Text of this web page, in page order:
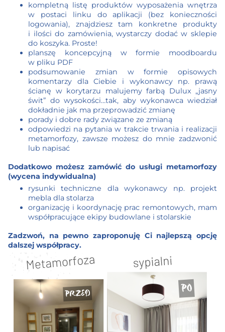
kompletną listę produktów wyposażenia wnętrza
w postaci linku do aplikacji (bez konieczności
logowania), znajdziesz tam konkretne produkty
i ilości do zamówienia, wystarczy dodać w sklepie
do koszyka. Proste!
planszę koncepcyjną w formie moodboardu
w pliku PDF
podsumowanie zmian w formie opisowych
komentarzy dla Ciebie i wykonawcy np. prawą
ścianę w korytarzu malujemy farbą Dulux „jasny
świt” do wysokości…tak, aby wykonawca wiedział
dokładnie jak ma przeprowadzić zmianę
porady i dobre rady związane ze zmianą
odpowiedzi na pytania w trakcie trwania i realizacji
metamorfozy, zawsze możesz do mnie zadzwonić
lub napisać
Dodatkowo możesz zamówić do usługi metamorfozy
(wycena indywidualna)
rysunki techniczne dla wykonawcy np. projekt
mebla dla stolarza
organizację i koordynację prac remontowych, mam
współpracujące ekipy budowlane i stolarskie
Zadzwoń, na pewno zaproponuję Ci najlepszą opcję
dalszej współpracy.